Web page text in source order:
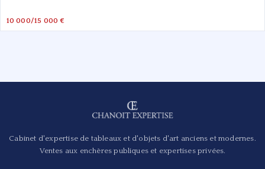
10 000/15 000 €
Cabinet d'expertise de tableaux et d'objets d'art anciens et modernes.
Ventes aux enchères publiques et expertises privées.